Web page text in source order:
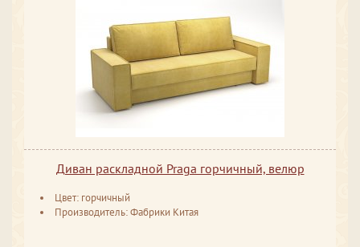
Диван раскладной Praga горчичный, велюр
Цвет: горчичный
Производитель: Фабрики Китая